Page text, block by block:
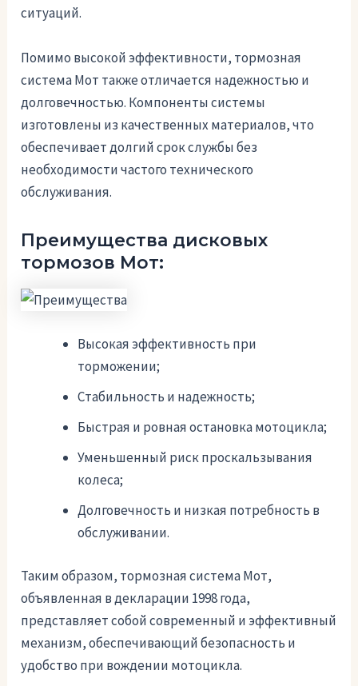
ситуаций.
Помимо высокой эффективности, тормозная
система Мот также отличается надежностью и
долговечностью. Компоненты системы
изготовлены из качественных материалов, что
обеспечивает долгий срок службы без
необходимости частого технического
обслуживания.
Преимущества дисковых
тормозов Мот:
Высокая эффективность при
торможении;
Стабильность и надежность;
Быстрая и ровная остановка мотоцикла;
Уменьшенный риск проскальзывания
колеса;
Долговечность и низкая потребность в
обслуживании.
Таким образом, тормозная система Мот,
объявленная в декларации 1998 года,
представляет собой современный и эффективный
механизм, обеспечивающий безопасность и
удобство при вождении мотоцикла.